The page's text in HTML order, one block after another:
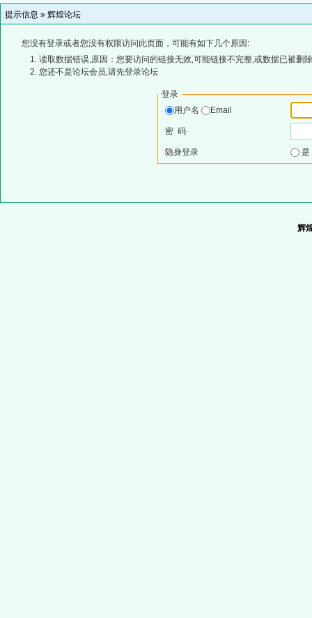
提示信息 » 辉煌论坛
您没有登录或者您没有权限访问此页面，可能有如下几个原因:
读取数据错误,原因：您要访问的链接无效,可能链接不完整,或数据已被删
您还不是论坛会员,请先登录论坛
登录
用户名
Email
密 码
隐身登录
辉